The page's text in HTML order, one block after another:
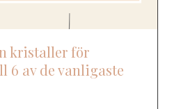
kristaller för
6 av de vanligaste